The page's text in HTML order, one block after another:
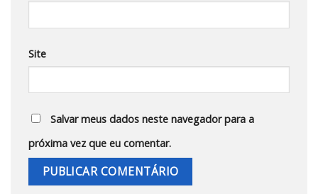
Site
Salvar meus dados neste navegador para a
próxima vez que eu comentar.